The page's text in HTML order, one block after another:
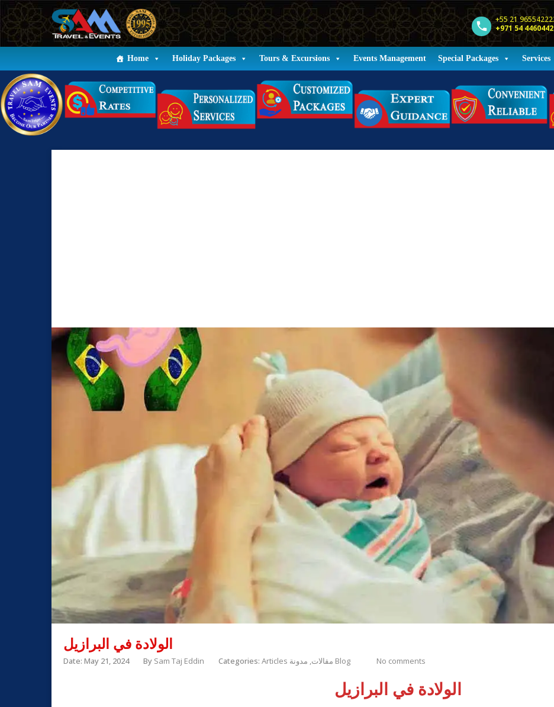
+55 21
+971 54 4460442
Home Holiday Packages Tours & Excursions Events Management Special Packages Services
الولادة في البرازيل
Date: May 21, 2024 By Sam Taj Eddin Categories: Articles مقالات مدونة Blog No comments
الولادة في البرازيل